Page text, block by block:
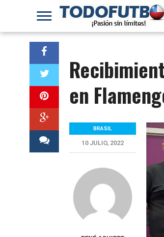
en
BRASIL
10 JULIO, 2022